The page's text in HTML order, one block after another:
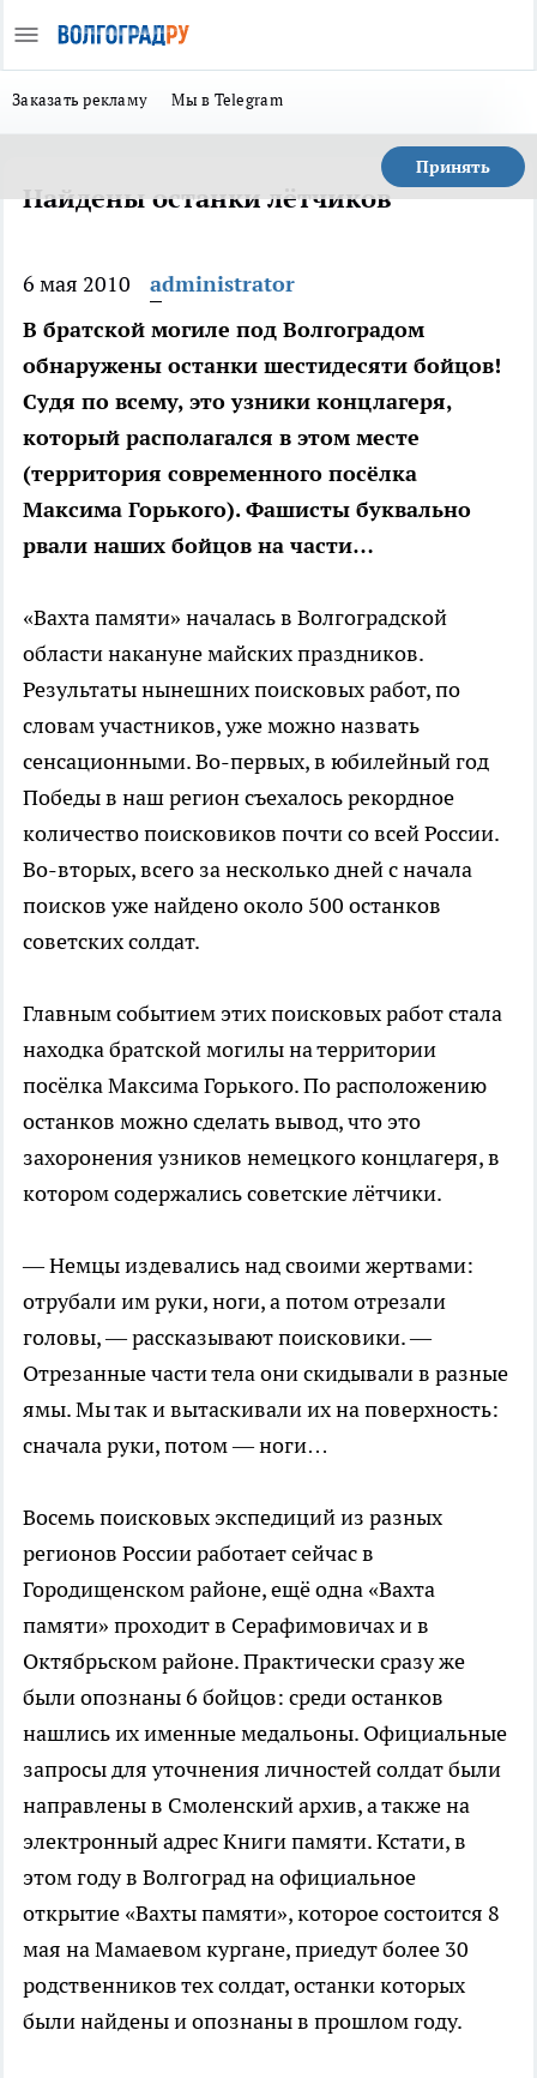
Заказать рекламу Мы в Telegram
Принять
Найдены останки лётчиков
6 мая 2010
administrator
В братской могиле под Волгоградом
обнаружены останки шестидесяти бойцов!
Судя по всему, это узники концлагеря,
который располагался в этом месте
(территория современного посёлка
Максима Горького). Фашисты буквально
рвали наших бойцов на части…
«Вахта памяти» началась в Волгоградской
области накануне майских праздников.
Результаты нынешних поисковых работ, по
словам участников, уже можно назвать
сенсационными. Во-первых, в юбилейный год
Победы в наш регион съехалось рекордное
количество поисковиков почти со всей России.
Во-вторых, всего за несколько дней с начала
поисков уже найдено около 500 останков
советских солдат.
Главным событием этих поисковых работ стала
находка братской могилы на территории
посёлка Максима Горького. По расположению
останков можно сделать вывод, что это
захоронения узников немецкого концлагеря, в
котором содержались советские лётчики.
— Немцы издевались над своими жертвами:
отрубали им руки, ноги, а потом отрезали
головы, — рассказывают поисковики. —
Отрезанные части тела они скидывали в разные
ямы. Мы так и вытаскивали их на поверхность:
сначала руки, потом — ноги…
Восемь поисковых экспедиций из разных
регионов России работает сейчас в
Городищенском районе, ещё одна «Вахта
памяти» проходит в Серафимовичах и в
Октябрьском районе. Практически сразу же
были опознаны 6 бойцов: среди останков
нашлись их именные медальоны. Официальные
запросы для уточнения личностей солдат были
направлены в Смоленский архив, а также на
электронный адрес Книги памяти. Кстати, в
этом году в Волгоград на официальное
открытие «Вахты памяти», которое состоится 8
мая на Мамаевом кургане, приедут более 30
родственников тех солдат, останки которых
были найдены и опознаны в прошлом году.